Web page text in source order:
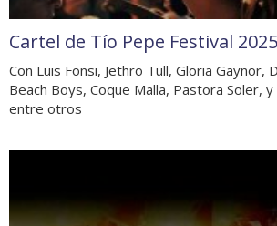
Cartel de Tío Pepe Festival 2025
Con Luis Fonsi, Jethro Tull, Gloria Gaynor,
Beach Boys, Coque Malla, Pastora Soler,
entre otros